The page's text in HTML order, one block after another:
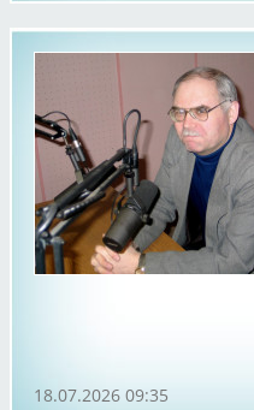
18.07.2026 09:35